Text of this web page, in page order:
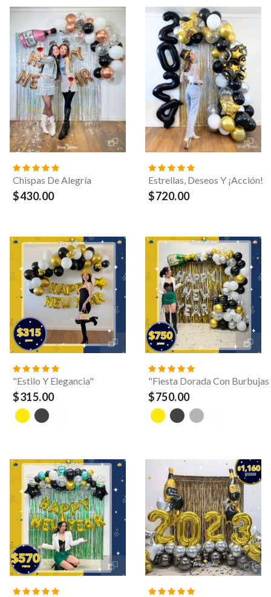
Chispas De Alegría
$430.00
Estrellas, Deseos Y ¡Acción!
$720.00
"Estilo Y Elegancia"
$315.00
"Fiesta Dorada Con
$750.00